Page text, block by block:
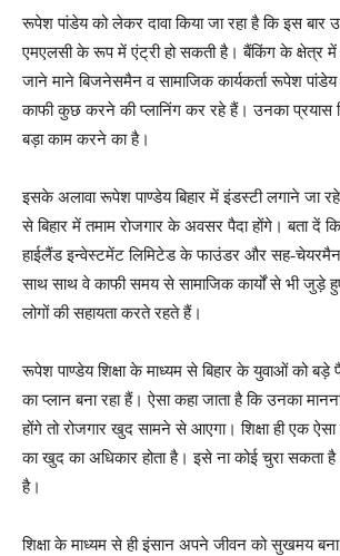
रूपेश पांडेय को लेकर दावा किया जा रहा है कि इस बार
एमएलसी के रूप में एंट्री हो सकती है। बैंकिंग के क्षेत्र में
जाने माने बिजनेसमैन व सामाजिक कार्यकर्ता रूपेश
काफी कुछ करने की प्लानिंग कर रहे हैं। उनका प्रयास
बड़ा काम करने का है।
इसके अलावा रूपेश पाण्डेय बिहार में इंडस्टी लगाने जा
से बिहार में तमाम रोजगार के अवसर पैदा होंगे। बता दें
हाईलैंड इन्वेस्टमेंट लिमिटेड के फाउंडर और सह-
साथ साथ वे काफी समय से सामाजिक कार्यों से भी जुड़े
लोगों की सहायता करते रहते हैं।
रूपेश पाण्डेय शिक्षा के माध्यम से बिहार के युवाओं को बड़े
का प्लान बना रहा हैं। ऐसा कहा जाता है कि उनका
होंगे तो रोजगार खुद सामने से आएगा। शिक्षा ही एक
का खुद का अधिकार होता है। इसे ना कोई चुरा सकता
है।
शिक्षा के माध्यम से ही इंसान अपने जीवन को सुखमय